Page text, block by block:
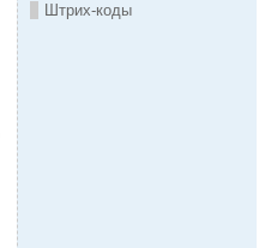
Штрих-коды